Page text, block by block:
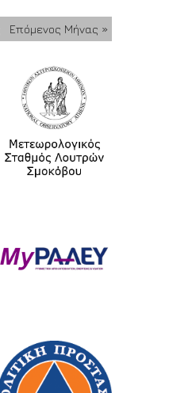
Επόμενος Μήνας »